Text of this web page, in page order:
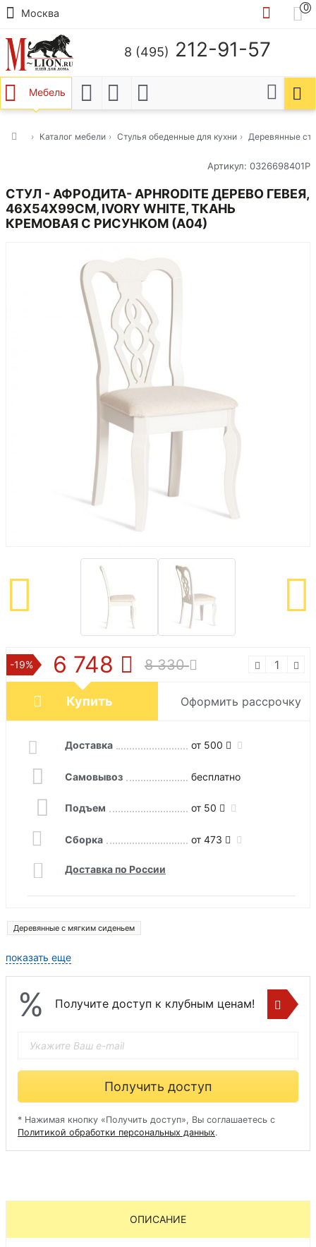
Москва
0
8 (495) 212-91-57
Мебель
Каталог мебели Стулья обеденные для кухни Деревянные
Артикул: 0326698401Р
СТУЛ - АФРОДИТА- APHRODITE ДЕРЕВО ГЕВЕЯ,
46Х54Х99СМ, IVORY WHITE, ТКАНЬ
КРЕМОВАЯ С РИСУНКОМ (А04)
-19% 6 748 8 330
Купить Оформить рассрочку
Доставка от 500
Самовывоз бесплатно
Подъем от 50
Сборка от 473
Доставка по России
Деревянные с мягким сиденьем
показать еще
% Получите доступ к клубным ценам!
Получить доступ
* Нажимая кнопку «Получить доступ», Вы соглашаетесь с
Политикой обработки персональных данных.
ОПИСАНИЕ